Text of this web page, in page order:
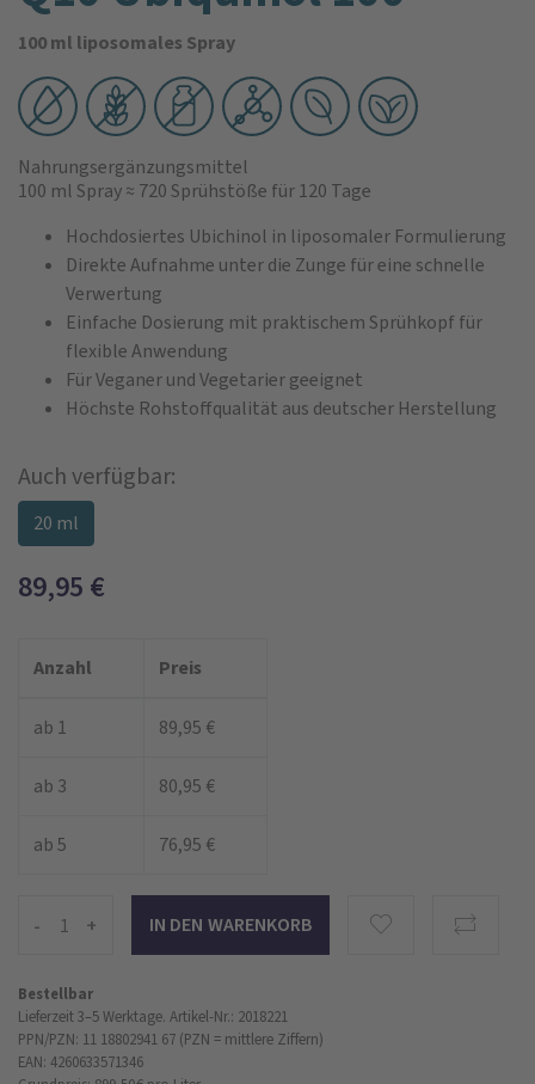
100 ml liposomales Spray
Nahrungsergänzungsmittel
100 ml Spray≈ 720 Sprühstöße für 120 Tage
Hochdosiertes Ubichinol in liposomaler Formulierung
Direkte Aufnahme unter die Zunge für eine schnelle
Verwertung
Einfache Dosierung mit praktischem Sprühkopf für
flexible Anwendung
Für Veganer und Vegetarier geeignet
Höchste Rohstoffqualität aus deutscher Herstellung
Auch verfügbar:
20 ml
89,95 €
Anzahl Preis
ab 1 89,95 €
ab 3 80,95 €
ab 5 76,95 €
- +
Bestellbar
Lieferzeit 3–5 Werktage. Artikel-Nr.: 2018221
PPN/PZN: 11 18802941 67 (PZN = mittlere Ziffern)
EAN: 4260633571346